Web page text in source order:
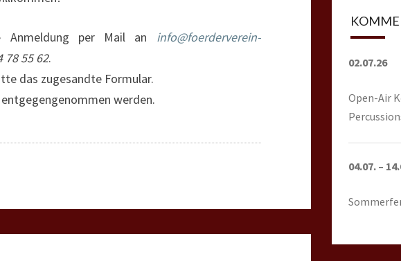
per Mail an info@foerderverein-
78 55 62.
das zugesandte Formular.
werden.
02.07.26
Open-Air
04.07. –